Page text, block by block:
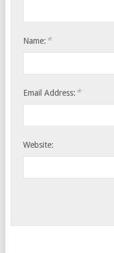
Name: *
Email Address: *
Website: